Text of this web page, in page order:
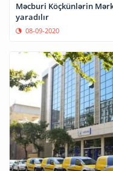
Məcburi Köçkünlərin
yaradılır
08-09-2020